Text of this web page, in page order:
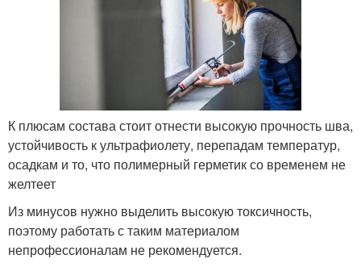
К плюсам состава стоит отнести высокую прочность шва,
устойчивость к ультрафиолету, перепадам температур,
осадкам и то, что полимерный герметик со временем не
желтеет
Из минусов нужно выделить высокую токсичность,
поэтому работать с таким материалом
непрофессионалам не рекомендуется.